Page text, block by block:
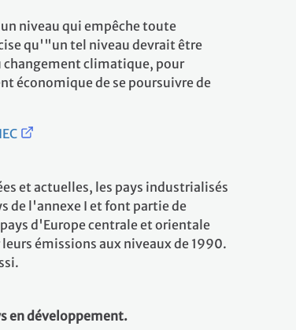
niveau qui empêche toute
qu'"un tel niveau devrait être
climatique, pour
économique de se poursuivre de
et actuelles, les pays industrialisés
de l'annexe I et font partie de
d'Europe centrale et orientale
émissions aux niveaux de 1990.
en développement.